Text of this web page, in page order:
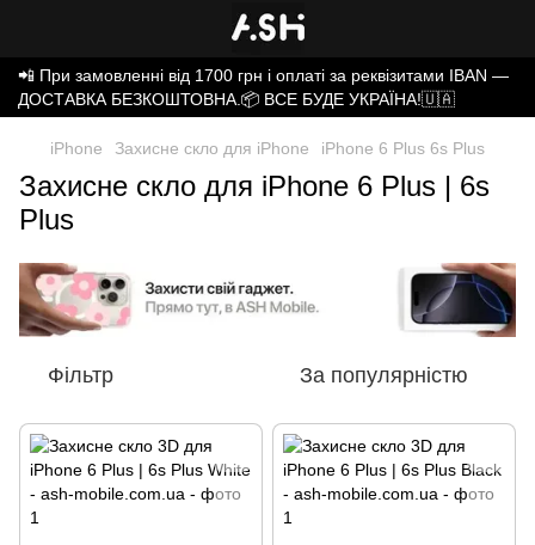
📲 При замовленні від 1700 грн і оплаті за реквізитами IBAN —
ДОСТАВКА БЕЗКОШТОВНА.📦 ВСЕ БУДЕ УКРАЇНА!🇺🇦
iPhone Захисне скло для iPhone iPhone 6 Plus 6s Plus
Захисне скло для iPhone 6 Plus | 6s
Plus
Фільтр За популярністю